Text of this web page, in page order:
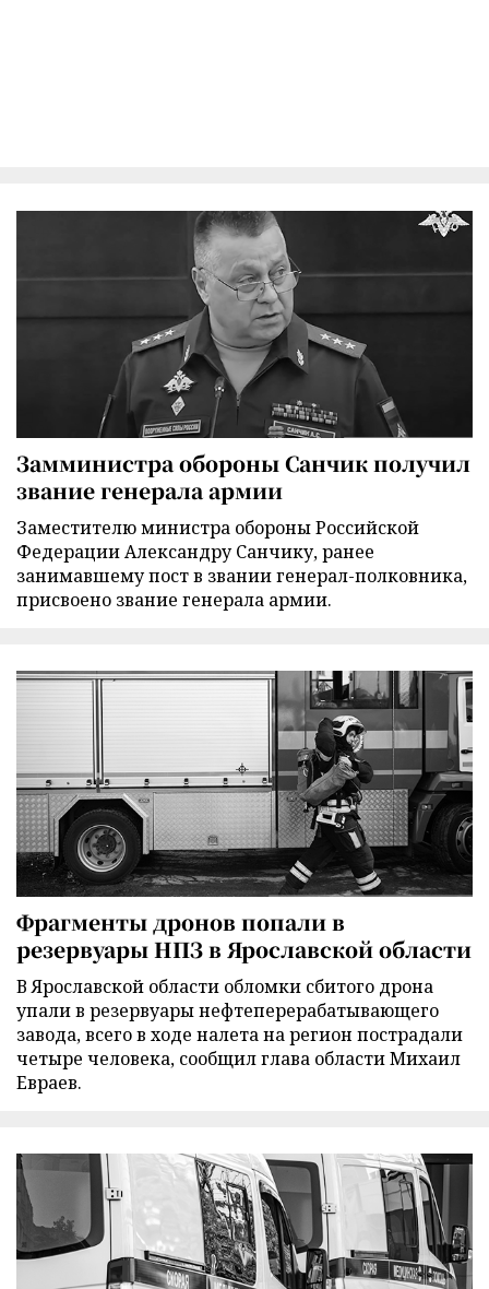
Замминистра обороны Санчик получил
звание генерала армии
Заместителю министра обороны Российской
Федерации Александру Санчику, ранее
занимавшему пост в звании генерал-полковника,
присвоено звание генерала армии.
Фрагменты дронов попали в
резервуары НПЗ в Ярославской области
В Ярославской области обломки сбитого дрона
упали в резервуары нефтеперерабатывающего
завода, всего в ходе налета на регион пострадали
четыре человека, сообщил глава области Михаил
Евраев.